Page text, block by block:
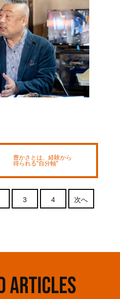
豊かさとは、経験から
得られる"自分軸"
3 4 次へ